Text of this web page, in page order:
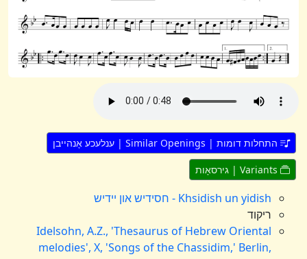
התחלות דומות | Similar Openings | ענלעכע אָנהייבן
Khsidish un yidish - חסידיש און יידיש
ריקוד
Idelsohn, A.Z., 'Thesaurus of Hebrew Oriental
melodies', X, 'Songs of the Chassidim,' Berlin,